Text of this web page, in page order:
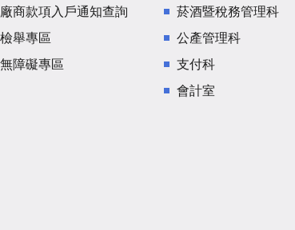
廠商款項入戶通知查詢
檢舉專區
無障礙專區
菸酒暨稅務管理科
公產管理科
支付科
會計室